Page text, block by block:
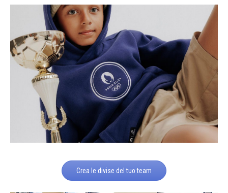
Crea le divise del tuo team